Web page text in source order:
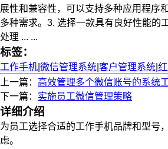
展性和兼容性，可以支持多种应用程序
多种需求。3. 选择一款具有良好性能的
处理 ... ...
标签：
工作手机 微信管理系统 客户管理系统
上一篇： 高效管理多个微信账号的系统
下一篇： 实施员工微信管理策略
详细介绍
为员工选择合适的工作手机品牌和型号
虑。